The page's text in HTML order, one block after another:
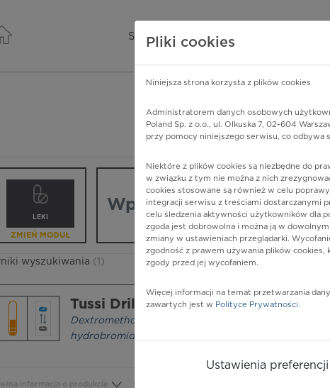
- lider wiedzy o
SERWISY PHARMINDEX
lider wiedzy
LEKI
ZMIEŃ MODUŁ
Wpisz nazwę lub substancję czynną
wyszukiwania (1)
Tussi Drill
Dextromethorphan
hydrobromide
Postać:syrop
informacja o produkcie
Pliki cookies
Niniejsza strona korzysta z plików cookies
Administratorem danych osobowych
Poland Sp. z o.o., ul. Olkuska 7, 02-604
przy pomocy niniejszego serwisu, co odbywa
Niektóre z plików cookies są niezbędne do
w związku z tym nie można z nich
cookies stosowane są również w celu
integracji serwisu z treściami dostarczanymi
celu śledzenia aktywności użytkowników dla
zgoda jest dobrowolna i można ją w
zmiany w ustawieniach przeglądarki.
zgodność z prawem używania plików cookies,
zgody przed jej wycofaniem.
Więcej informacji na temat przetwarzania
zawartych jest w Polityce Prywatności.
Ustawienia preferencji